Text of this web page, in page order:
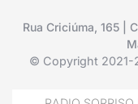
Rua Criciúma, 165 |
© Copyright 2021-